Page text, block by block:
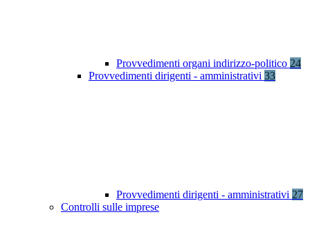
Provvedimenti organi indirizzo-politico 24
Provvedimenti dirigenti - amministrativi 33
Provvedimenti dirigenti - amministrativi 27
Controlli sulle imprese